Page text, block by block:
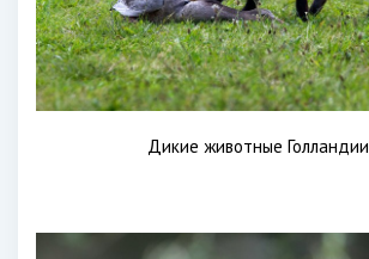
Дикие животные Голландии